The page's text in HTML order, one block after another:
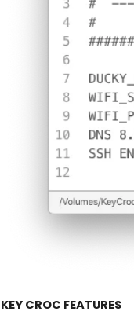
KEY CROC FEATURES